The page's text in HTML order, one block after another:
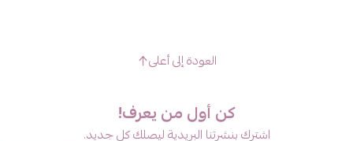
العودة إلى أعلى
كن أول من يعرف!
اشترك بنشرتنا البريدية ليصلك كل جديد.